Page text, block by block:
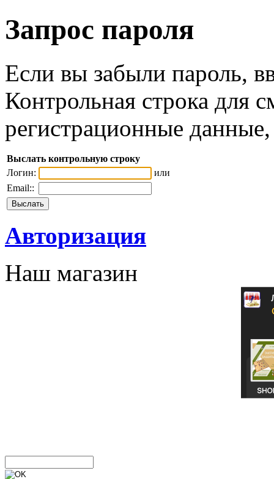
Запрос пароля
Если вы забыли пароль,
Контрольная строка для
регистрационные
Выслать контрольную строку
Логин:
или
Email::
Авторизация
Наш магазин